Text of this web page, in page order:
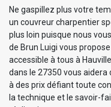
Ne gaspillez plus votre
un couvreur charpentier
plus loin puisque nous
de Brun Luigi vous
accessible à tous à
dans le 27350 vous
à des prix défiant toute
la technique et le savoir-